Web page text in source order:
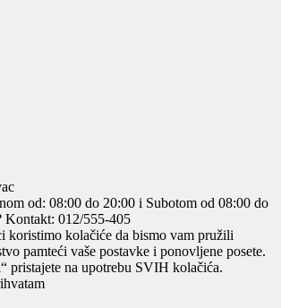
od: 08:00 do 20:00 i Subotom od 08:00 do
Kontakt: 012/555-405
koristimo kolačiće da bismo vam pružili
pamteći vaše postavke i ponovljene posete.
pristajete na upotrebu SVIH kolačića.